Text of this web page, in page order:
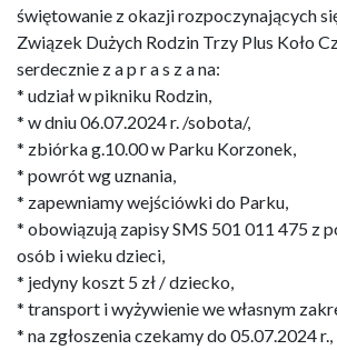
świętowanie z okazji rozpoczynających
Związek Dużych Rodzin Trzy Plus Koło
serdecznie z a p r a s z a na:
* udział w pikniku Rodzin,
* w dniu 06.07.2024 r. /sobota/,
* zbiórka g.10.00 w Parku Korzonek,
* powrót wg uznania,
* zapewniamy wejściówki do Parku,
* obowiązują zapisy SMS 501 011 475 z
osób i wieku dzieci,
* jedyny koszt 5 zł / dziecko,
* transport i wyżywienie we własnym
* na zgłoszenia czekamy do 05.07.2024 r.,